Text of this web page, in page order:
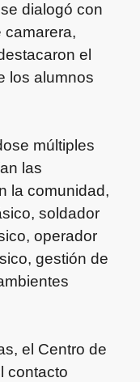
dialogó con
camarera,
el
los alumnos
múltiples
las
la comunidad,
soldador
operador
gestión de
el Centro de
contacto